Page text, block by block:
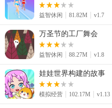
益智休闲 81.82M v1.7
万圣节的工厂舞会
益智休闲 88.27M v1.8
娃娃世界构建的故事
模拟经营 102.17M v1.13